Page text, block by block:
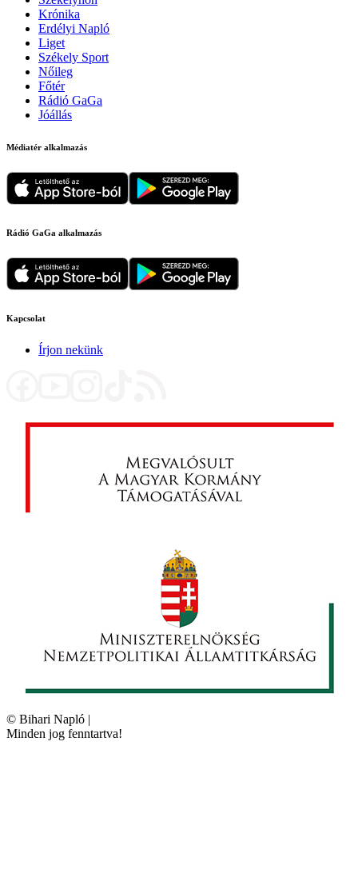
Krónika
Erdélyi Napló
Liget
Székely Sport
Nőileg
Főtér
Rádió GaGa
Jóállás
Médiatér alkalmazás
Rádió GaGa alkalmazás
Kapcsolat
Írjon nekünk
© Bihari Napló |
Minden jog fenntartva!